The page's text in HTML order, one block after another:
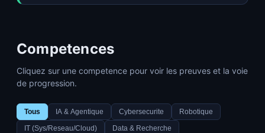
Competences
Cliquez sur une competence pour voir les preuves et la voie
de progression.
Tous IA & Agentique Cybersecurite
Robotique
IT (Sys/Reseau/Cloud)
Data & Recherche